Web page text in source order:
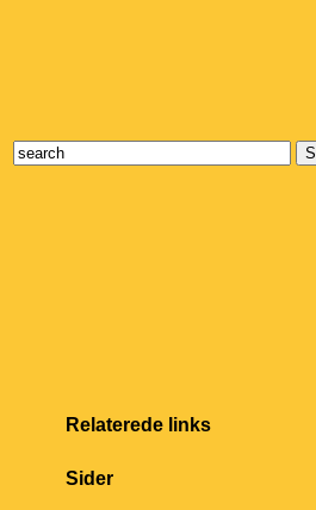
Relaterede links
Sider